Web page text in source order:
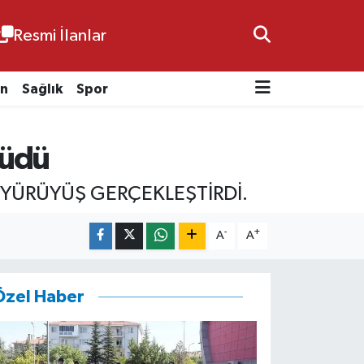
Resmi İlanlar
Sağlık Spor
GERÇEKLEŞTİRDİ.
A- A+
Haber